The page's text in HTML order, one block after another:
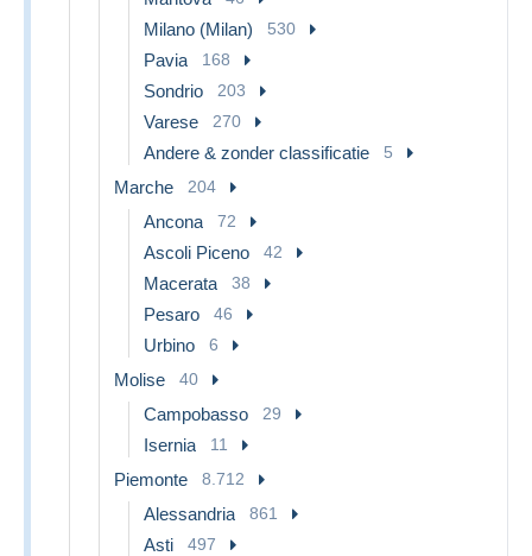
Milano (Milan) 530
Pavia 168
Sondrio 203
Varese 270
Andere & zonder classificatie 5
Marche 204
Ancona 72
Ascoli Piceno 42
Macerata 38
Pesaro 46
Urbino 6
Molise 40
Campobasso 29
Isernia 11
Piemonte 8.712
Alessandria 861
Asti 497